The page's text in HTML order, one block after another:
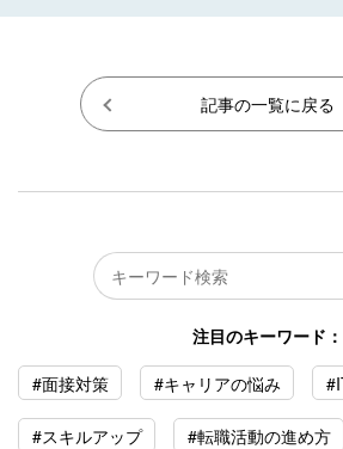
記事の一覧に戻る
注目のキーワード：
#面接対策
#キャリアの悩み
#スキルアップ #転職活動の進め方